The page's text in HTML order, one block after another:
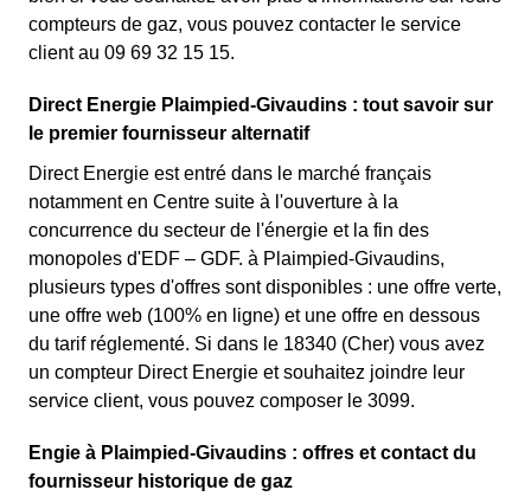
compteurs de gaz, vous pouvez contacter le service
client au 09 69 32 15 15.
Direct Energie Plaimpied-Givaudins : tout savoir sur
le premier fournisseur alternatif
Direct Energie est entré dans le marché français
notamment en Centre suite à l'ouverture à la
concurrence du secteur de l'énergie et la fin des
monopoles d'EDF – GDF. à Plaimpied-Givaudins,
plusieurs types d'offres sont disponibles : une offre verte,
une offre web (100% en ligne) et une offre en dessous
du tarif réglementé. Si dans le 18340 (Cher) vous avez
un compteur Direct Energie et souhaitez joindre leur
service client, vous pouvez composer le 3099.
Engie à Plaimpied-Givaudins : offres et contact du
fournisseur historique de gaz